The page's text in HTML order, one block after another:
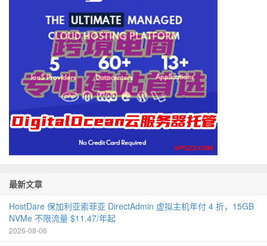
最新文章
HostDare 保加利亚索菲亚 DirectAdmin 虚拟主机年付 4 折，15GB
NVMe 不限流量 $11.47/年起
2026-08-06